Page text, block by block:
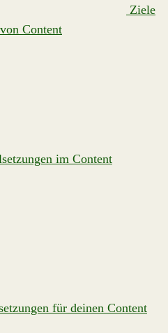
Ziele
Content
im Content
für deinen Content